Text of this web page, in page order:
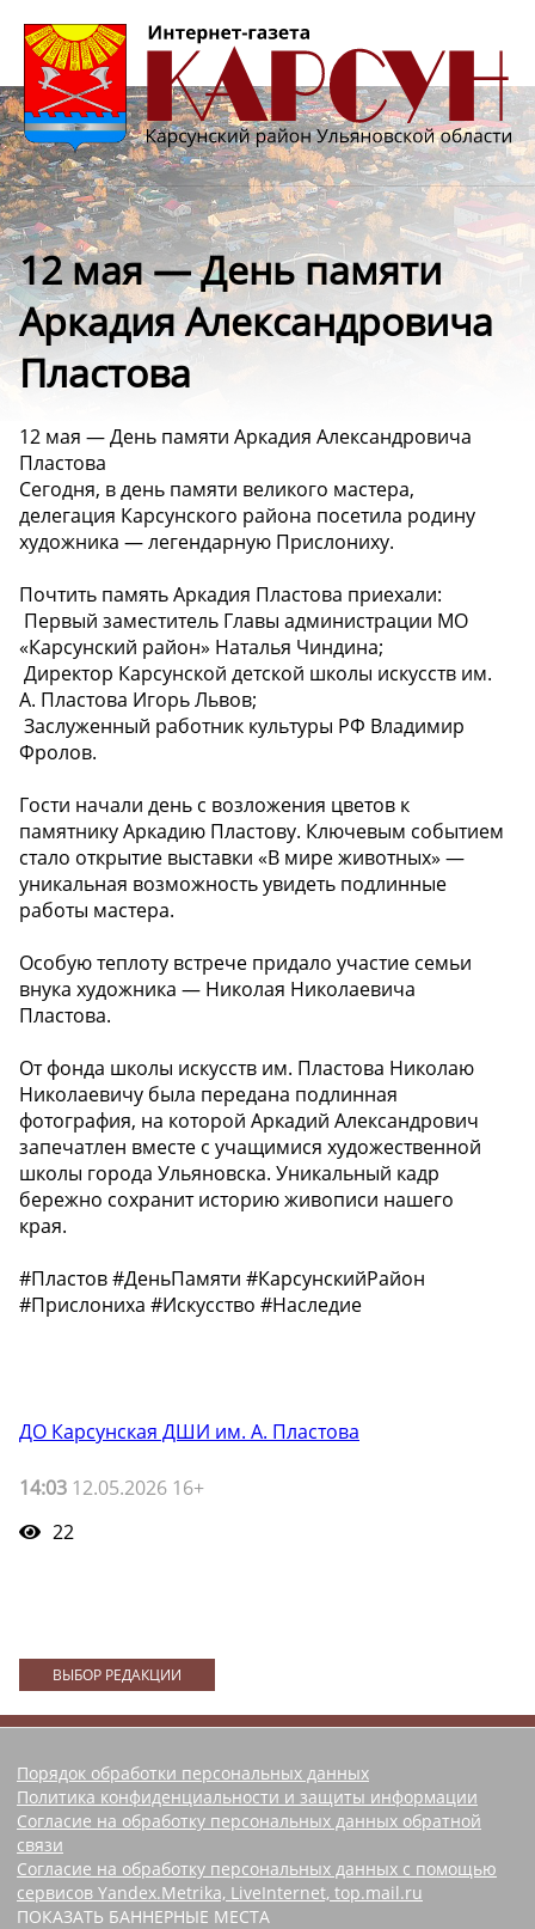
12 мая — День памяти
Аркадия Александровича
Пластова
12 мая — День памяти Аркадия Александровича
Пластова
Сегодня, в день памяти великого мастера,
делегация Карсунского района посетила родину
художника — легендарную Прислониху.
Почтить память Аркадия Пластова приехали:
️ Первый заместитель Главы администрации МО
«Карсунский район» Наталья Чиндина;
️ Директор Карсунской детской школы искусств им.
А. Пластова Игорь Львов;
️ Заслуженный работник культуры РФ Владимир
Фролов.
Гости начали день с возложения цветов к
памятнику Аркадию Пластову. Ключевым событием
стало открытие выставки «В мире животных» —
уникальная возможность увидеть подлинные
работы мастера.
Особую теплоту встрече придало участие семьи
внука художника — Николая Николаевича
Пластова.
От фонда школы искусств им. Пластова Николаю
Николаевичу была передана подлинная
фотография, на которой Аркадий Александрович
запечатлен вместе с учащимися художественной
школы города Ульяновска. Уникальный кадр
бережно сохранит историю живописи нашего
края.
#Пластов #ДеньПамяти #КарсунскийРайон
#Прислониха #Искусство #Наследие
ДО Карсунская ДШИ им. А. Пластова
14:03 12.05.2026 16+
22
ВЫБОР РЕДАКЦИИ
Порядок обработки персональных данных
Политика конфиденциальности и защиты информации
Согласие на обработку персональных данных обратной
связи
Согласие на обработку персональных данных с помощью
сервисов Yandex.Metrika, LiveInternet, top.mail.ru
ПОКАЗАТЬ БАННЕРНЫЕ МЕСТА